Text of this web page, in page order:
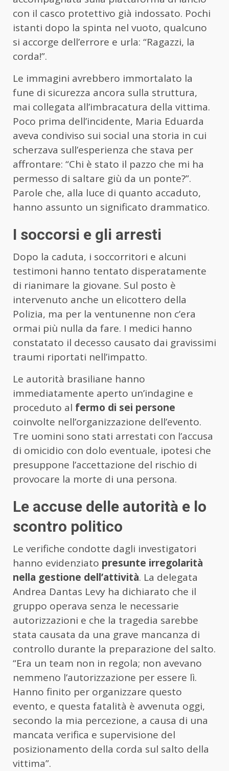
con il casco protettivo già indossato. Pochi
istanti dopo la spinta nel vuoto, qualcuno
si accorge dell’errore e urla: “Ragazzi, la
corda!”.
Le immagini avrebbero immortalato la
fune di sicurezza ancora sulla struttura,
mai collegata all’imbracatura della vittima.
Poco prima dell’incidente, Maria Eduarda
aveva condiviso sui social una storia in cui
scherzava sull’esperienza che stava per
affrontare: “Chi è stato il pazzo che mi ha
permesso di saltare giù da un ponte?”.
Parole che, alla luce di quanto accaduto,
hanno assunto un significato drammatico.
I soccorsi e gli arresti
Dopo la caduta, i soccorritori e alcuni
testimoni hanno tentato disperatamente
di rianimare la giovane. Sul posto è
intervenuto anche un elicottero della
Polizia, ma per la ventunenne non c’era
ormai più nulla da fare. I medici hanno
constatato il decesso causato dai gravissimi
traumi riportati nell’impatto.
Le autorità brasiliane hanno
immediatamente aperto un’indagine e
proceduto al fermo di sei persone
coinvolte nell’organizzazione dell’evento.
Tre uomini sono stati arrestati con l’accusa
di omicidio con dolo eventuale, ipotesi che
presuppone l’accettazione del rischio di
provocare la morte di una persona.
Le accuse delle autorità e lo
scontro politico
Le verifiche condotte dagli investigatori
hanno evidenziato presunte irregolarità
nella gestione dell’attività. La delegata
Andrea Dantas Levy ha dichiarato che il
gruppo operava senza le necessarie
autorizzazioni e che la tragedia sarebbe
stata causata da una grave mancanza di
controllo durante la preparazione del salto.
“Era un team non in regola; non avevano
nemmeno l’autorizzazione per essere lì.
Hanno finito per organizzare questo
evento, e questa fatalità è avvenuta oggi,
secondo la mia percezione, a causa di una
mancata verifica e supervisione del
posizionamento della corda sul salto della
vittima”.